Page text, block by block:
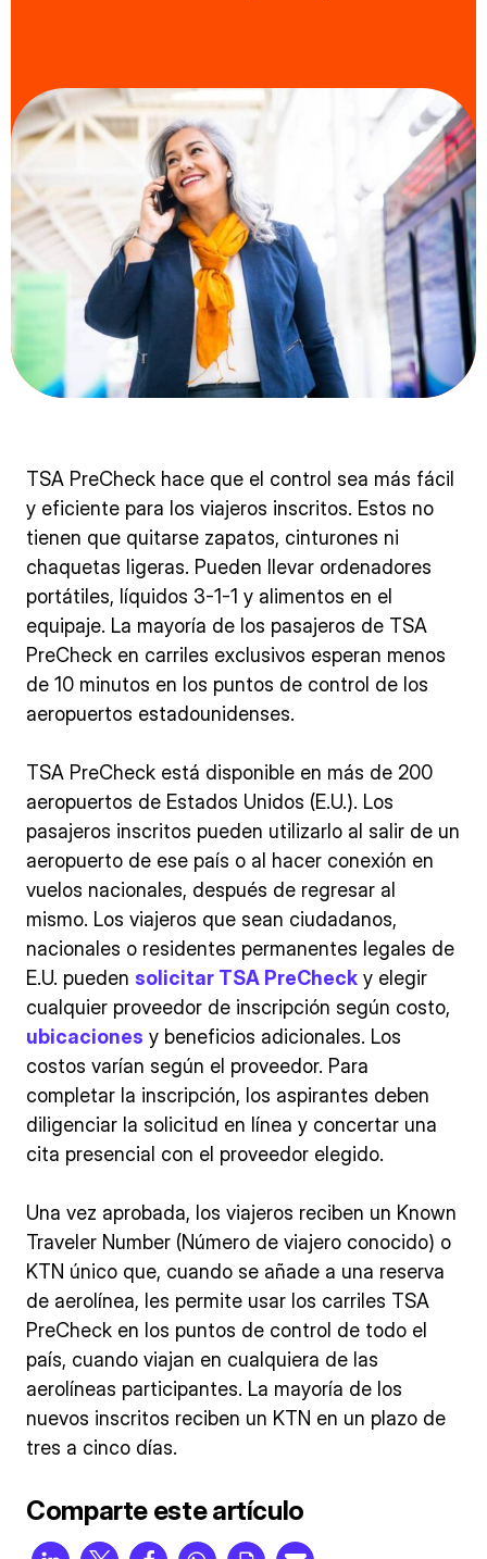
TSA PreCheck hace que el control sea más fácil
y eficiente para los viajeros inscritos. Estos no
tienen que quitarse zapatos, cinturones ni
chaquetas ligeras. Pueden llevar ordenadores
portátiles, líquidos 3-1-1 y alimentos en el
equipaje. La mayoría de los pasajeros de TSA
PreCheck en carriles exclusivos esperan menos
de 10 minutos en los puntos de control de los
aeropuertos estadounidenses.
TSA PreCheck está disponible en más de 200
aeropuertos de Estados Unidos (E.U.). Los
pasajeros inscritos pueden utilizarlo al salir de un
aeropuerto de ese país o al hacer conexión en
vuelos nacionales, después de regresar al
mismo. Los viajeros que sean ciudadanos,
nacionales o residentes permanentes legales de
E.U. pueden solicitar TSA PreCheck y elegir
cualquier proveedor de inscripción según costo,
ubicaciones y beneficios adicionales. Los
costos varían según el proveedor. Para
completar la inscripción, los aspirantes deben
diligenciar la solicitud en línea y concertar una
cita presencial con el proveedor elegido.
Una vez aprobada, los viajeros reciben un Known
Traveler Number (Número de viajero conocido) o
KTN único que, cuando se añade a una reserva
de aerolínea, les permite usar los carriles TSA
PreCheck en los puntos de control de todo el
país, cuando viajan en cualquiera de las
aerolíneas participantes. La mayoría de los
nuevos inscritos reciben un KTN en un plazo de
tres a cinco días.
Comparte este artículo